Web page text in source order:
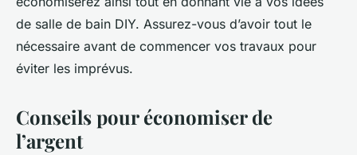
de salle de bain DIY. Assurez-vous d’avoir tout le
nécessaire avant de commencer vos travaux pour
éviter les imprévus.
Conseils pour économiser de
l’argent